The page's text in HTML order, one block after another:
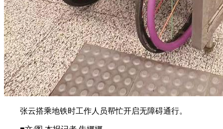
张云搭乘地铁时工作人员帮忙开启无障碍通行。